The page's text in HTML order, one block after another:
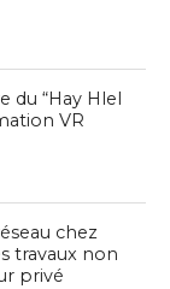
du “Hay Hlel
VR
chez
travaux non
privé